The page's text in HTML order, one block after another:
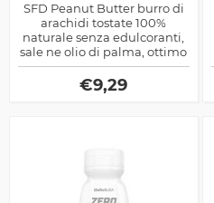
SFD Peanut Butter burro di
arachidi tostate 100%
naturale senza edulcoranti,
sale ne olio di palma, ottimo
come energetico e proteico
di natura vegetale
€9,29